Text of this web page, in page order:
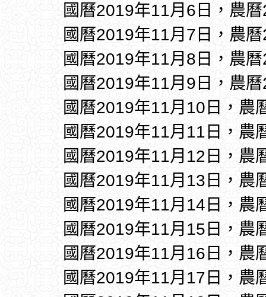
國曆2019年11月6日，農
國曆2019年11月7日，農
國曆2019年11月8日，農
國曆2019年11月9日，農
國曆2019年11月10日，農
國曆2019年11月11日，農
國曆2019年11月12日，農
國曆2019年11月13日，農
國曆2019年11月14日，農
國曆2019年11月15日，農
國曆2019年11月16日，農
國曆2019年11月17日，農